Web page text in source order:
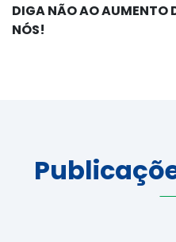
DIGA NÃO AO AUMENTO
NÓS!